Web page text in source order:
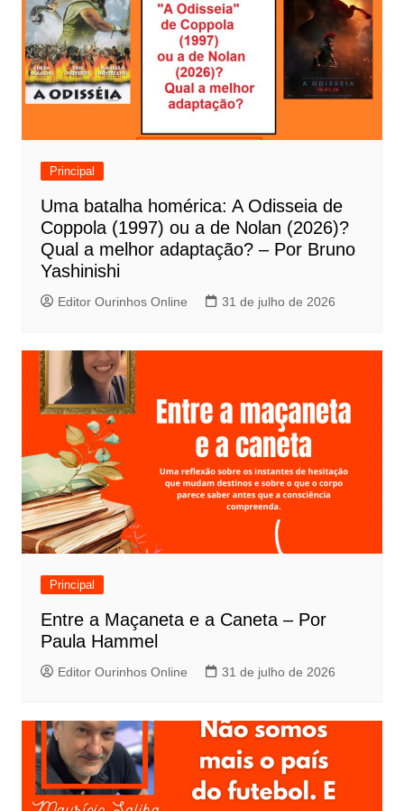
a
ç
ã
o
d
Principal
Uma batalha homérica: A Odisseia de
Coppola (1997) ou a de Nolan (2026)?
Qual a melhor adaptação? – Por Bruno
Yashinishi
Editor Ourinhos Online 31 de julho de 2026
Principal
Entre a Maçaneta e a Caneta – Por
Paula Hammel
Editor Ourinhos Online 31 de julho de 2026